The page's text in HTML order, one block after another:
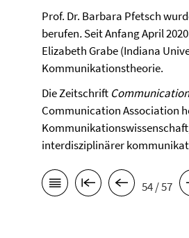
Prof. Dr. Barbara Pfetsch
berufen.Seit Anfang April
Elizabeth Grabe (Indiana
Kommunikationstheorie.
Die Zeitschrift
Communication Association
interdisziplinärer
54 / 57